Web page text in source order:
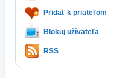
Pridať k priateľom
Blokuj užívateľa
RSS